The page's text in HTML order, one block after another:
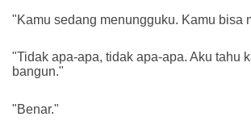
"Kamu sedang menungguku. Kamu bisa
"Tidak apa-apa, tidak apa-apa. Aku tahu
bangun."
"Benar."